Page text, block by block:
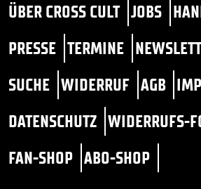
ÜBER CROSS CULT JOBS
PRESSE TERMINE
SUCHE WIDERRUF AGB
DATENSCHUTZ WIDERRUFS-
FAN-SHOP ABO-SHOP